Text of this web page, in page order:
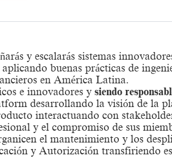
y escalarás sistemas
buenas prácticas de
en América Latina.
e innovadores y siendo
desarrollando la visión de la
interactuando con
y el compromiso de sus
el mantenimiento y los
y Autorización transfiriendo